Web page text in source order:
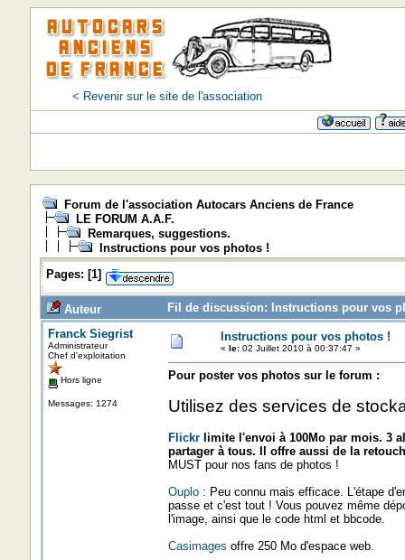
< Revenir sur le site de l'association
Forum de l'association Autocars Anciens de France
LE FORUM A.A.F.
Remarques, suggestions.
Instructions pour vos photos !
Pages: [1]
Auteur
Fil de discussion: Instructions pour vos
Franck Siegrist
Administrateur
Chef d'exploitation
Hors ligne
Messages: 1274
Instructions pour vos photos !
« le:02 Juillet 2010 à 00:37:47 »
Pour poster vos photos sur le forum :
Utilisez des services de
Flickrlimite l'envoi à 100Mo par mois. 3
partager à tous. Il offre aussi de la
MUST pour nos fans de photos !
Ouplo: Peu connu mais efficace. L'étape
passe et c'est tout ! Vous pouvez même
l'image, ainsi que le code html et bbcode.
Casimages offre 250 Mo d'espace web.